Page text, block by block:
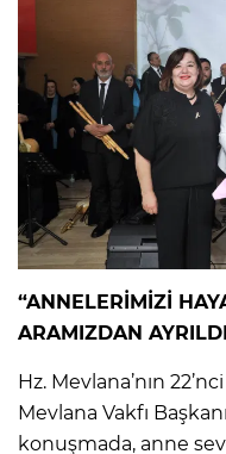
“ANNELERİMİZİ
ARAMIZDAN
Hz. Mevlana’nın
Mevlana Vakfı
konuşmada, anne